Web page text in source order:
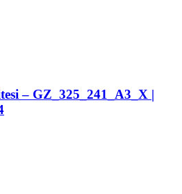
– GZ_325_241_A3_X |